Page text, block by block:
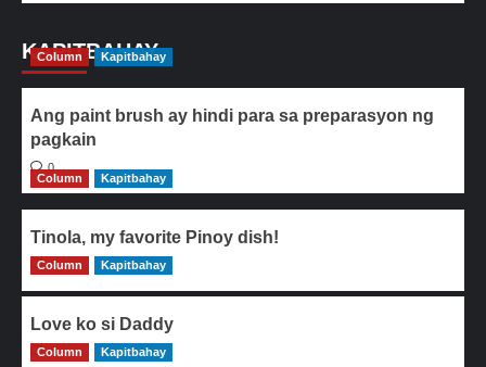
KAPITBAHAY
Column Kapitbahay
Ang paint brush ay hindi para sa preparasyon ng
pagkain
0
Column
Kapitbahay
Tinola, my favorite Pinoy dish!
0
Column Kapitbahay
Love ko si Daddy
0
Column Kapitbahay